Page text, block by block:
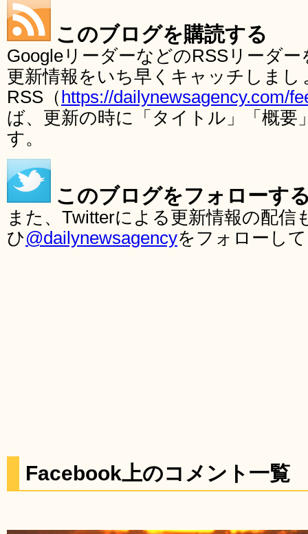
このブログを購読する
GoogleリーダーなどのRSSリーダ
更新情報をいち早くキャッチしま
RSS（ https://dailynewsagency.com/
ば、更新の時に「タイトル」「概要
す。
このブログをフォローす
また、Twitterによる更新情報の配
ひ@dailynewsagencyをフォローし
Facebook上のコメント一覧